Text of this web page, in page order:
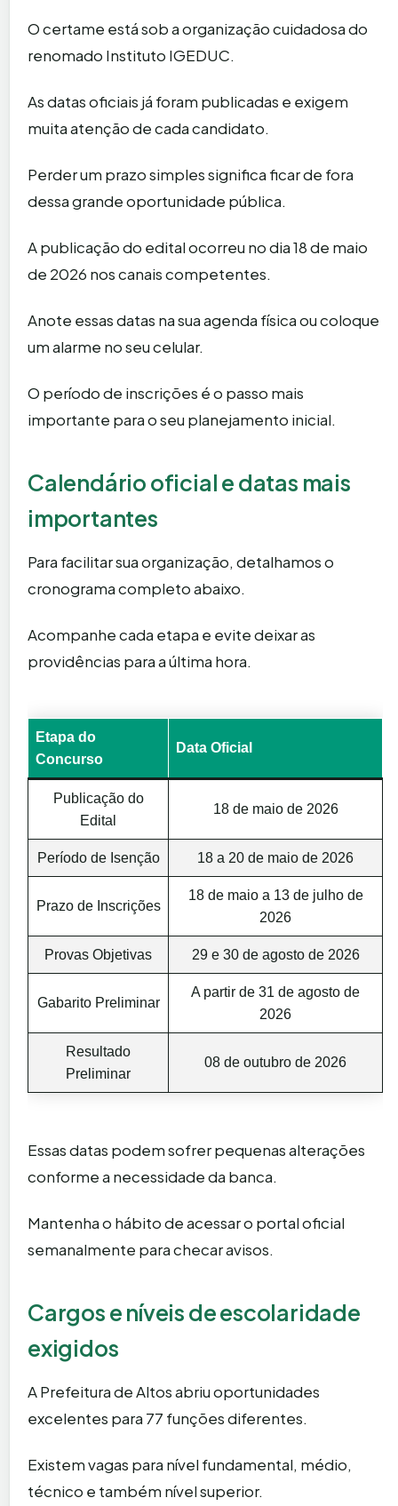
O certame está sob a organização cuidadosa do
renomado Instituto IGEDUC.
As datas oficiais já foram publicadas e exigem
muita atenção de cada candidato.
Perder um prazo simples significa ficar de fora
dessa grande oportunidade pública.
A publicação do edital ocorreu no dia 18 de maio
de 2026 nos canais competentes.
Anote essas datas na sua agenda física ou coloque
um alarme no seu celular.
O período de inscrições é o passo mais
importante para o seu planejamento inicial.
Calendário oficial e datas mais
importantes
Para facilitar sua organização, detalhamos o
cronograma completo abaixo.
Acompanhe cada etapa e evite deixar as
providências para a última hora.
Etapa do
Concurso
Data Oficial
Publicação do
Edital
18 de maio de 2026
Período de Isenção 18 a 20 de maio de 2026
Prazo de Inscrições
18 de maio a 13 de julho de
2026
Provas Objetivas 29 e 30 de agosto de 2026
Gabarito Preliminar
A partir de 31 de agosto de
2026
Resultado
Preliminar
08 de outubro de 2026
Essas datas podem sofrer pequenas alterações
conforme a necessidade da banca.
Mantenha o hábito de acessar o portal oficial
semanalmente para checar avisos.
Cargos e níveis de escolaridade
exigidos
A Prefeitura de Altos abriu oportunidades
excelentes para 77 funções diferentes.
Existem vagas para nível fundamental, médio,
técnico e também nível superior.